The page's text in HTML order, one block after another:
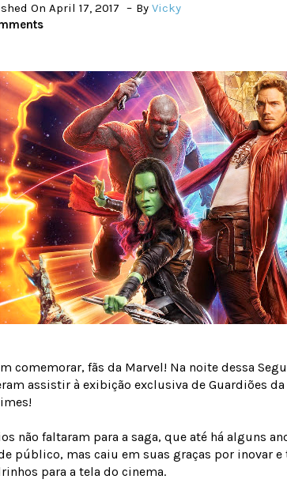
On April 17, 2017 By Vicky
comemorar, fãs da Marvel! Na noite dessa
assistir à exibição exclusiva de Guardiões
não faltaram para a saga, que até há alguns
público, mas caiu em suas graças por inovar
para a tela do cinema.